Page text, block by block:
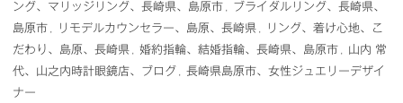
ング、マリッジリング、長崎県、島原市
ブライダルリング、長崎県、
島原市
リモデルカウンセラー、島原、長崎県
リング、着け心地、こ
だわり、島原、長崎県
婚約指輪、結婚指輪、長崎県、島原市
山内 常
代、山之内時計眼鏡店、ブログ
長崎県島原市、女性ジュエリーデザイ
ナー